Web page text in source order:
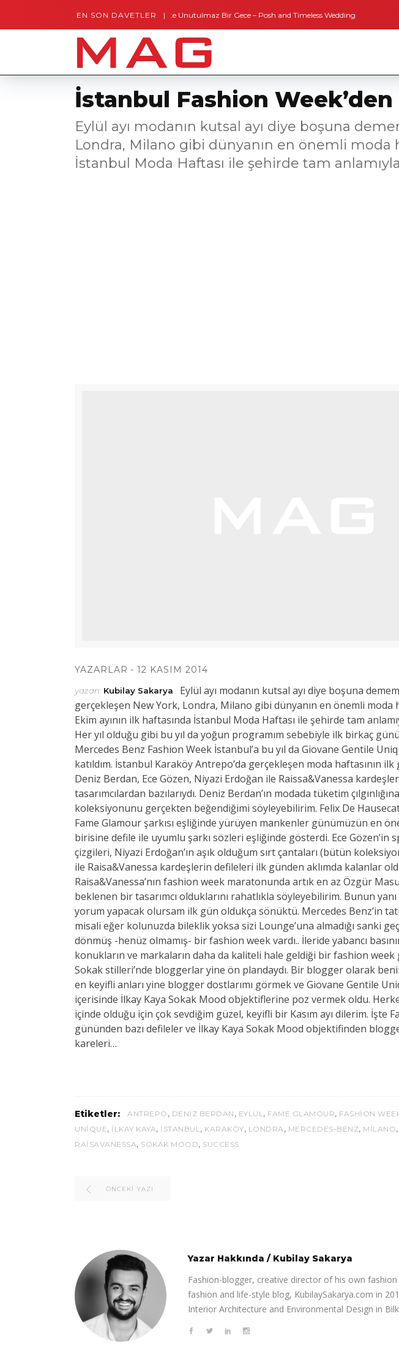
EN SON DAVETLER
Gaziantep’te Unutulmaz Bir Gece – Posh and Timeless Weddings Bodrum’dan
İstanbul Fashion
Eylül ayı modanın kutsal ayı diye boşuna
Londra, Milano gibi dünyanın en önemli moda
İstanbul Moda Haftası ile şehirde tam
YAZARLAR 12 KASIM 2014
yazan: Kubilay Sakarya
Eylül ayı modanın kutsal ayı diye boşuna
gerçekleşen New York, Londra, Milano gibi dünyanın en önemli moda
Ekim ayının ilk haftasında İstanbul Moda Haftası ile şehirde tam
Her yıl olduğu gibi bu yıl da yoğun programım sebebiyle ilk birkaç
Mercedes Benz Fashion Week İstanbul’a bu yıl da Giovane Gentile
katıldım. İstanbul Karaköy Antrepo’da gerçekleşen moda haftasının
Deniz Berdan, Ece Gözen, Niyazi Erdoğan ile Raissa&Vanessa
tasarımcılardan bazılarıydı. Deniz Berdan’ın modada tüketim
koleksiyonunu gerçekten beğendiğimi söyleyebilirim. Felix De
Fame Glamour şarkısı eşliğinde yürüyen mankenler günümüzün en
birisine defile ile uyumlu şarkı sözleri eşliğinde gösterdi. Ece Gözen’in
çizgileri, Niyazi Erdoğan’ın aşık olduğum sırt çantaları (bütün
ile Raisa&Vanessa kardeşlerin defileleri ilk günden aklımda kalanlar
Raisa&Vanessa’nın fashion week maratonunda artık en az Özgür
beklenen bir tasarımcı olduklarını rahatlıkla söyleyebilirim. Bunun
yorum yapacak olursam ilk gün oldukça sönüktü. Mercedes Benz’in
misali eğer kolunuzda bileklik yoksa sizi Lounge’una almadığı sanki
dönmüş -henüz olmamış- bir fashion week vardı.. İleride yabancı
konukların ve markaların daha da kaliteli hale geldiği bir fashion
Sokak stilleri’nde bloggerlar yine ön plandaydı. Bir blogger olarak
en keyifli anları yine blogger dostlarımı görmek ve Giovane Gentile
içerisinde İlkay Kaya Sokak Mood objektiflerine poz vermek oldu.
içinde olduğu için çok sevdiğim güzel, keyifli bir Kasım ayı dilerim. İşte
gününden bazı defileler ve İlkay Kaya Sokak Mood objektifinden
kareleri…
Etiketler: ANTREPO , DENIZ BERDAN , EYLÜL , FAME GLAMOUR, FASHION
UNIQUE, İLKAY KAYA, ISTANBUL , KARAKÖY, LONDRA , MERCEDES-BENZ, MILANO,
RAISAVANESSA, SOKAK MOOD, SUCCESS
ÖNCEKI YAZI
Yazar Hakkında / Kubilay Sakarya
Fashion-blogger, creative director of his own fashion
fashion and life-style blog, KubilaySakarya.com in
Interior Architecture and Environmental Design in